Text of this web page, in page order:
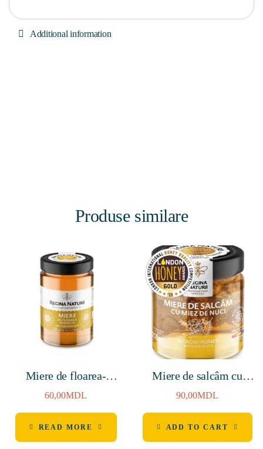
Additional information
Produse similare
Miere de floarea-
soarelui 380g
60,00MDL
READ MORE
Miere de salcâm cu
miez de nuci 250g
90,00MDL
ADD TO CART